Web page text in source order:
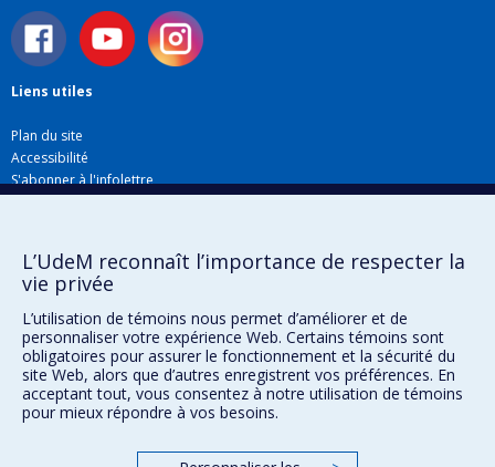
& Letters,
2022).
Grâce à une subvention Savoir du CRSH, il
développe des recherches sur les compositeurs
avec des mouvements rivaux (Schola Cantorum, groupe
des Six).
sur le langage musical de Stravinski (1911-1925) et son
impact sur quelques compositeurs français (Debussy,
Ravel, Koechlin, les Six). En collaboration avec Danick
Trottier, professeur à l'UQAM, il a organisé au mois
2021 un colloque international consacré à Stravinski.
Les deux chercheurs et leur collègue Caroline Rae
préparent un ouvrage collectif intitulé
France : Reception, Interactions and Legacy
Liens utiles
Plan du site
Accessibilité
S'abonner à l'infolettre
Info COVID-19
Offres d'emploi
Confidentialité
Conditions d’utilisation
Paramètres des témoins
L’UdeM reconnaît l’importance de respecter la
vie privée
L’utilisation de témoins nous permet d’améliorer et de
personnaliser votre expérience Web. Certains témoins sont
obligatoires pour assurer le fonctionnement et la sécurité du
site Web, alors que d’autres enregistrent vos préférences. En
acceptant tout, vous consentez à notre utilisation de témoins
pour mieux répondre à vos besoins.